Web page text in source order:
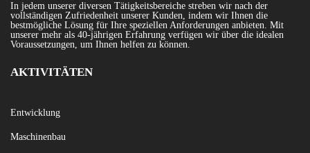
In jedem unserer diversen Tätigkeitsbereiche streben wir nach der
vollständigen Zufriedenheit unserer Kunden, indem wir Ihnen die
bestmögliche Lösung für Ihre speziellen Anforderungen anbieten. Mit
unserer mehr als 40-jährigen Erfahrung verfügen wir über die idealen
Voraussetzungen, um Ihnen helfen zu können.
AKTIVITÄTEN
Entwicklung
Maschinenbau